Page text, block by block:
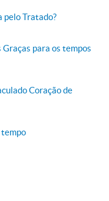
pelo Tratado?
Graças para os tempos
Coração de
tempo